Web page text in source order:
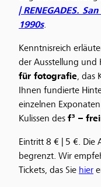
| RENEGADES.
1990s.
Kenntnisreich
der Ausstellung und
für fotografie, das
Ihnen fundierte
einzelnen
Kulissen des f³ –
Eintritt 8 € | 5 €. Die
begrenzt. Wir
Tickets, das Sie hier